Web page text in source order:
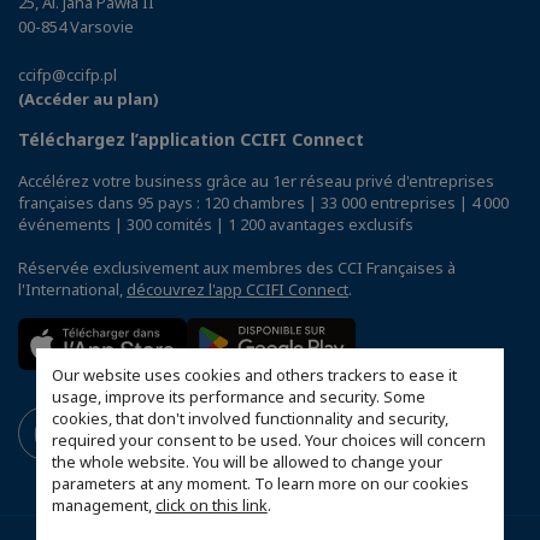
Our website uses cookies and others trackers to ease it
usage, improve its performance and security. Some
cookies, that don't involved functionnality and security,
required your consent to be used. Your choices will concern
the whole website. You will be allowed to change your
parameters at any moment. To learn more on our cookies
management,click on this link.
00-854 Varsovie
ccifp@ccifp.pl
(Accéder au plan)
Téléchargez l’application CCIFI Connect
Accélérez votre business grâce au 1er réseau privé d'entreprises
françaises dans 95 pays : 120 chambres | 33 000 entreprises | 4 000
événements | 300 comités | 1 200 avantages exclusifs
Réservée exclusivement aux membres des CCI Françaises à
l'International, découvrez l'app CCIFI Connect.